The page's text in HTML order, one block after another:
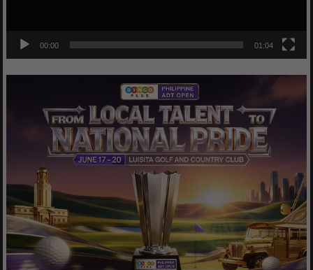
00:00 01:04